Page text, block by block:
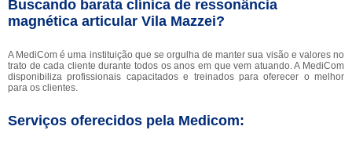
Buscando barata clínica de ressonância
magnética articular Vila Mazzei?
A MediCom é uma instituição que se orgulha de manter sua visão e valores no
trato de cada cliente durante todos os anos em que vem atuando. A MediCom
disponibiliza profissionais capacitados e treinados para oferecer o melhor
para os clientes.
Serviços oferecidos pela Medicom: